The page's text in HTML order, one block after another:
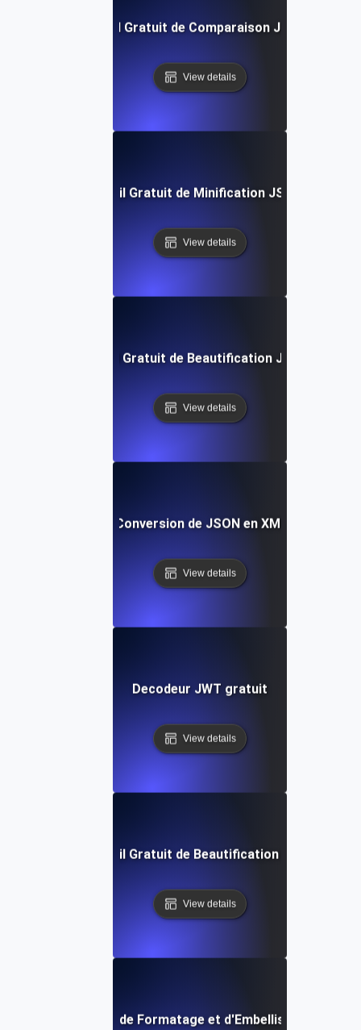
Outil Gratuit de Comparaison JSON
View details
Outil Gratuit de Minification JSON
View details
Outil Gratuit de Beautification JSON
View details
Outil de Conversion de JSON en XML Gratuit
View details
Decodeur JWT gratuit
View details
Outil Gratuit de Beautification Lua
View details
Outil Gratuit de Formatage et d'Embellissement PHP